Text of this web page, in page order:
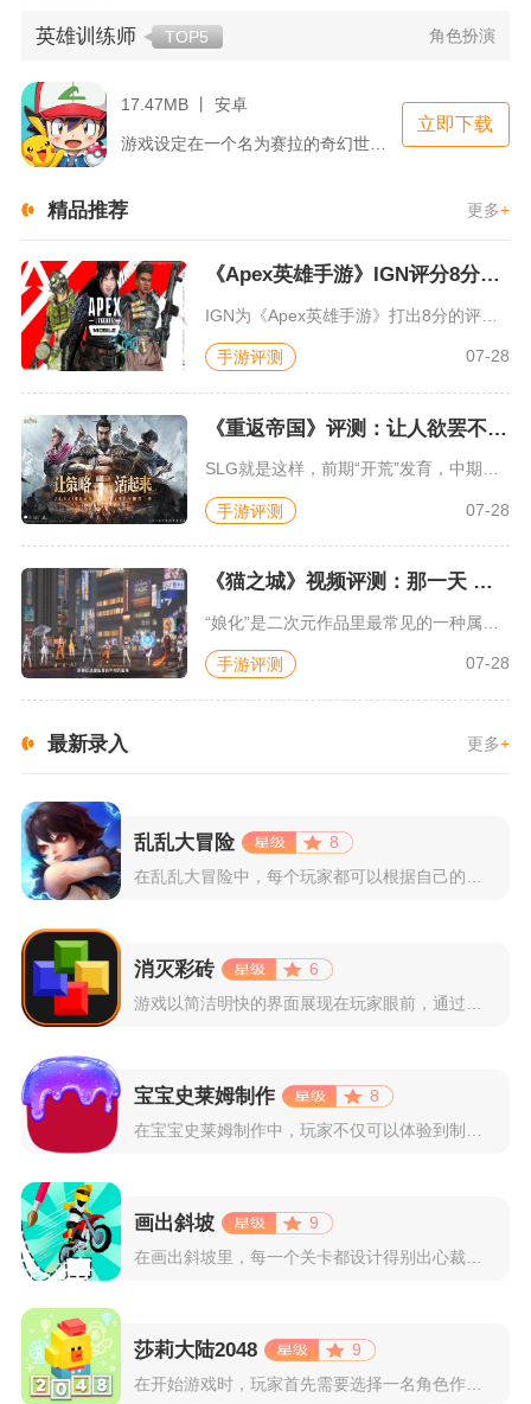
英雄训练师 TOP5 角色扮演
17.47MB 丨 安卓
游戏设定在一个名为赛拉的奇幻世界中，这里生活着各种拥有神奇能...
立即下载
精品推荐 更多+
《Apex英雄手游》IGN评分8分：对游戏未来抱有期待
IGN为《Apex英雄手游》打出8分的评价，测评者认为，《A...
手游评测 07-28
《重返帝国》评测：让人欲罢不能的新一代策略游戏
SLG就是这样，前期“开荒”发育，中期同盟混战抢地盘，后期争...
手游评测 07-28
《猫之城》视频评测：那一天 我家的猫变成了猫娘
手游评测 07-28
最新录入 更多+
乱乱大冒险
8
消灭彩砖
6
宝宝史莱姆制作
8
画出斜坡
9
莎莉大陆2048
9